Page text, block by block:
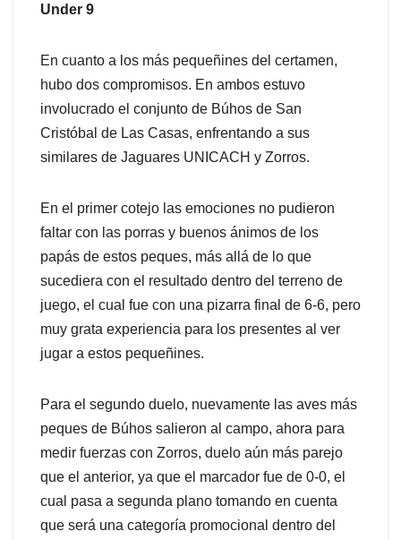
Under 9
En cuanto a los más pequeñines del certamen,
hubo dos compromisos. En ambos estuvo
involucrado el conjunto de Búhos de San
Cristóbal de Las Casas, enfrentando a sus
similares de Jaguares UNICACH y Zorros.
En el primer cotejo las emociones no pudieron
faltar con las porras y buenos ánimos de los
papás de estos peques, más allá de lo que
sucediera con el resultado dentro del terreno de
juego, el cual fue con una pizarra final de 6-6, pero
muy grata experiencia para los presentes al ver
jugar a estos pequeñines.
Para el segundo duelo, nuevamente las aves más
peques de Búhos salieron al campo, ahora para
medir fuerzas con Zorros, duelo aún más parejo
que el anterior, ya que el marcador fue de 0-0, el
cual pasa a segunda plano tomando en cuenta
que será una categoría promocional dentro del